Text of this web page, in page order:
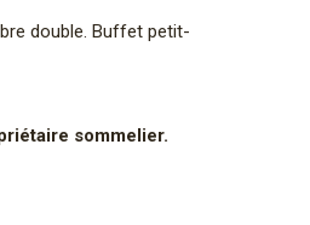
double. Buffet petit-
sommelier.